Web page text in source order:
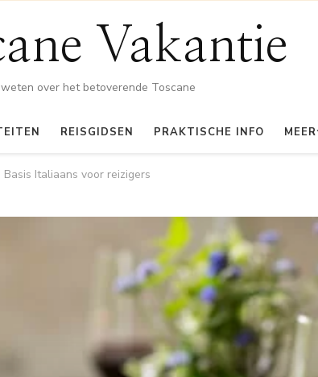
Vakantie
over het betoverende Toscane
REISGIDSEN PRAKTISCHE INFO MEER
Basis Italiaans voor reizigers